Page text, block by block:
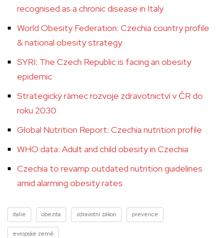
recognised as a chronic disease in Italy
World Obesity Federation: Czechia country profile
& national obesity strategy
SYRI: The Czech Republic is facing an obesity
epidemic
Strategický rámec rozvoje zdravotnictví v ČR do
roku 2030
Global Nutrition Report: Czechia nutrition profile
WHO data: Adult and child obesity in Czechia
Czechia to revamp outdated nutrition guidelines
amid alarming obesity rates
italie obezita zdravotní zákon prevence
evropské země